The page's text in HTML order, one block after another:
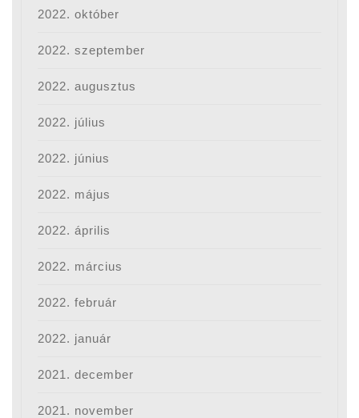
2022. október
2022. szeptember
2022. augusztus
2022. július
2022. június
2022. május
2022. április
2022. március
2022. február
2022. január
2021. december
2021. november